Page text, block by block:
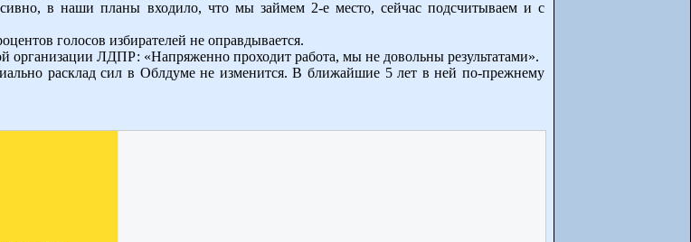
в наши планы входило, что мы займем 2-е место, сейчас подсчитываем и с
голосов избирателей не оправдывается.
организации ЛДПР: «Напряженно проходит работа, мы не довольны результатами».
расклад сил в Облдуме не изменится. В ближайшие 5 лет в ней по-прежнему